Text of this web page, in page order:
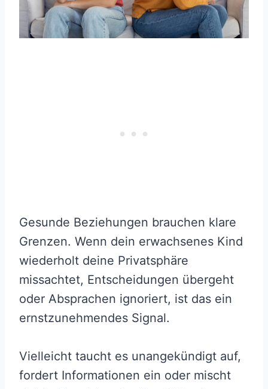
Gesunde Beziehungen brauchen klare
Grenzen. Wenn dein erwachsenes Kind
wiederholt deine Privatsphäre
missachtet, Entscheidungen übergeht
oder Absprachen ignoriert, ist das ein
ernstzunehmendes Signal.
Vielleicht taucht es unangekündigt auf,
fordert Informationen ein oder mischt